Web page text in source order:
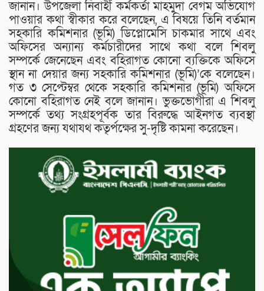
জানান। উপজেলা নিবার্হী কর্মকর্তা মাহমুদা বেগম অভিযোগ
পাওয়ার কথা স্বীকার করে বলেছেন, এ বিষয়ে তিনি বর্তমান
সহকারি কমিশনার (ভূমি) ডিপ্লোমেসি চাকমার সাথে এবং
অফিসের অন্যান্য কর্মচারীদের সাথে কথা বলে শিবলু
সম্পর্কে জেনেছেন এবং বহিরাগত কোনো ব্যক্তিকে অফিসে
স্থান না দেয়ার জন্য সহকারি কমিশনার (ভূমি)’কে বলেছেন।
গত ৩ সেপ্টেম্বর থেকে সহকারি কমিশনার (ভূমি) অফিসে
কোনো বহিরাগত নেই বলে জানান। ভুক্তভোগীরা এ শিবলু
সম্পর্কে তথ্য সংগ্রহপূর্বক তার বিরুদ্ধে আইনগত ব্যবস্থা
গ্রহণের জন্য যথাযথ কতৃর্পক্ষের সু-দৃষ্টি কামনা করেছেন।